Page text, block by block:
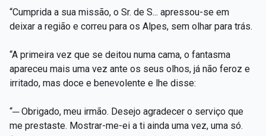
“Cumprida a sua missão, o Sr. de S... apressou-se em
deixar a região e correu para os Alpes, sem olhar para trás.
“A primeira vez que se deitou numa cama, o fantasma
apareceu mais uma vez ante os seus olhos, já não feroz e
irritado, mas doce e benevolente e lhe disse:
“─ Obrigado, meu irmão. Desejo agradecer o serviço que
me prestaste. Mostrar-me-ei a ti ainda uma vez, uma só.